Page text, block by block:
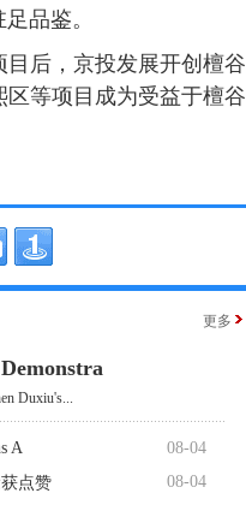
品鉴。
后，京投发展开创檀谷
等项目成为受益于檀谷
更多
Duxiu's...
A
08-04
点赞
08-04